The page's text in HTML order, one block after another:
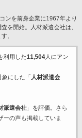
ンを前身企業に1967年より
を開始。人材派遣会社は、
。
利用した11,504人にアン
にした「 人材派遣会
派遣会社」を評価。さら
ーの声も掲載していま